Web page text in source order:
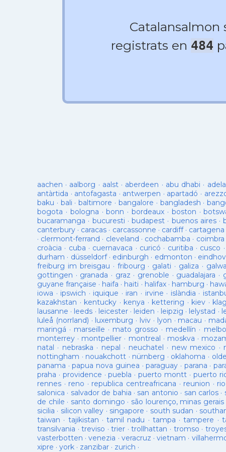
registrats en 484
aachen · aalborg · aalst· aberdeen · abu dhabi ·
antàrtida · antofagasta · antwerpen · apartadó ·
baku · bali ·baltimore · bangalore · bangladesh ·
bogota · bologna ·bonn ·bordeaux · boston ·
bucaramanga · bucuresti · budapest · buenos aires·
canterbury · caracas · carcassonne · cardiff· cartagena
· clermont-ferrand · cleveland · cochabamba · coimbra
croàcia · cuba · cuernavaca · curicó · curitiba · cusco ·
durham · düsseldorf· edinburgh · edmonton ·
freiburg im breisgau · fribourg · galati · galiza ·
gottingen · granada · graz · grenoble · guadalajara ·
guyane française · haifa · haiti · halifax· hamburg ·
iowa · ipswich · iquique · iran · irvine · islàndia ·
kazakhstan · kentucky · kenya · kettering · kiev ·
lausanne · leeds · leicester· leiden · leipzig · lelystad ·
luleå (norrland) · luxemburg · lviv · lyon · macau ·
maringá · marseille · mato grosso · medellín ·
monterrey · montpellier · montreal · moskva ·
natal · nebraska · nepal · neuchatel · new mexico ·
nottingham · nouakchott · nürnberg · oklahoma ·
panama ·papua nova guinea ·paraguay · parana ·
praha · providence ·puebla ·puerto montt · puerto
rennes · reno · republica centreafricana · reunion ·
salonica · salvador de bahia · san antonio · san carlos ·
de chile · santo domingo · são lourenço, minas gerais
sicilia · silicon valley · singapore · south sudan ·
taiwan · tajikistan ·tamil nadu · tampa ·tampere ·
transilvania ·treviso ·trier ·trollhattan · tromso ·
vasterbotten ·venezia · veracruz ·vietnam ·
xipre · york · zanzibar · zurich ·